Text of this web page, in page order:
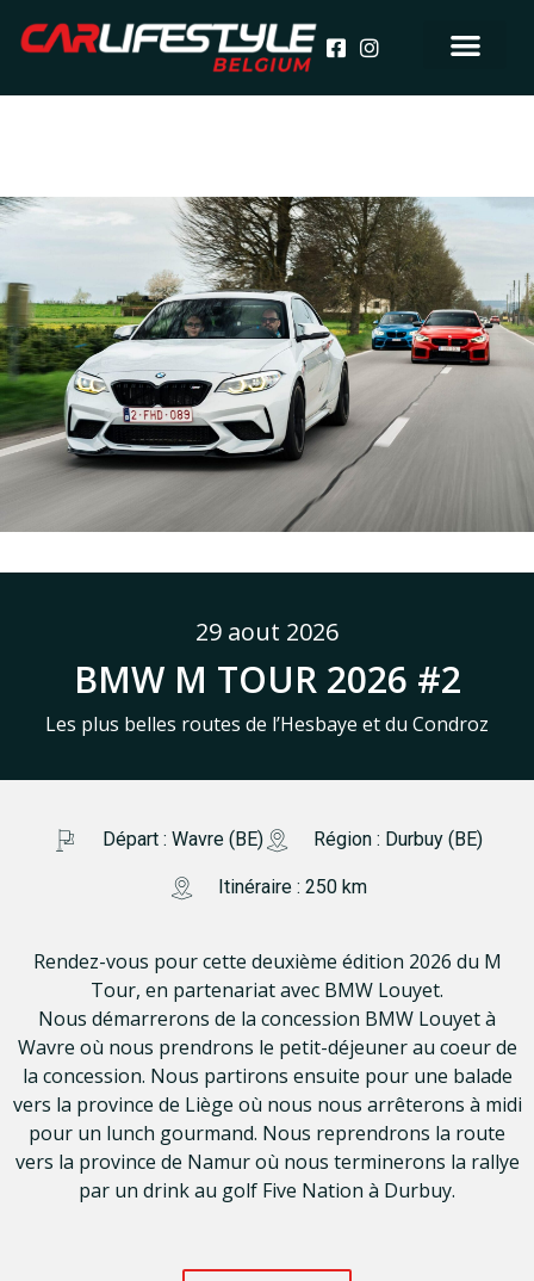
29 aout 2026
BMW M TOUR 2026 #2
Les plus belles routes de l’Hesbaye et du Condroz
Départ : Wavre (BE) Région : Durbuy (BE)
Itinéraire : 250 km
Rendez-vous pour cette deuxième édition 2026 du M
Tour, en partenariat avec BMW Louyet.
Nous démarrerons de la concession BMW Louyet à
Wavre où nous prendrons le petit-déjeuner au coeur de
la concession. Nous partirons ensuite pour une balade
vers la province de Liège où nous nous arrêterons à midi
pour un lunch gourmand. Nous reprendrons la route
vers la province de Namur où nous terminerons la rallye
par un drink au golf Five Nation à Durbuy.